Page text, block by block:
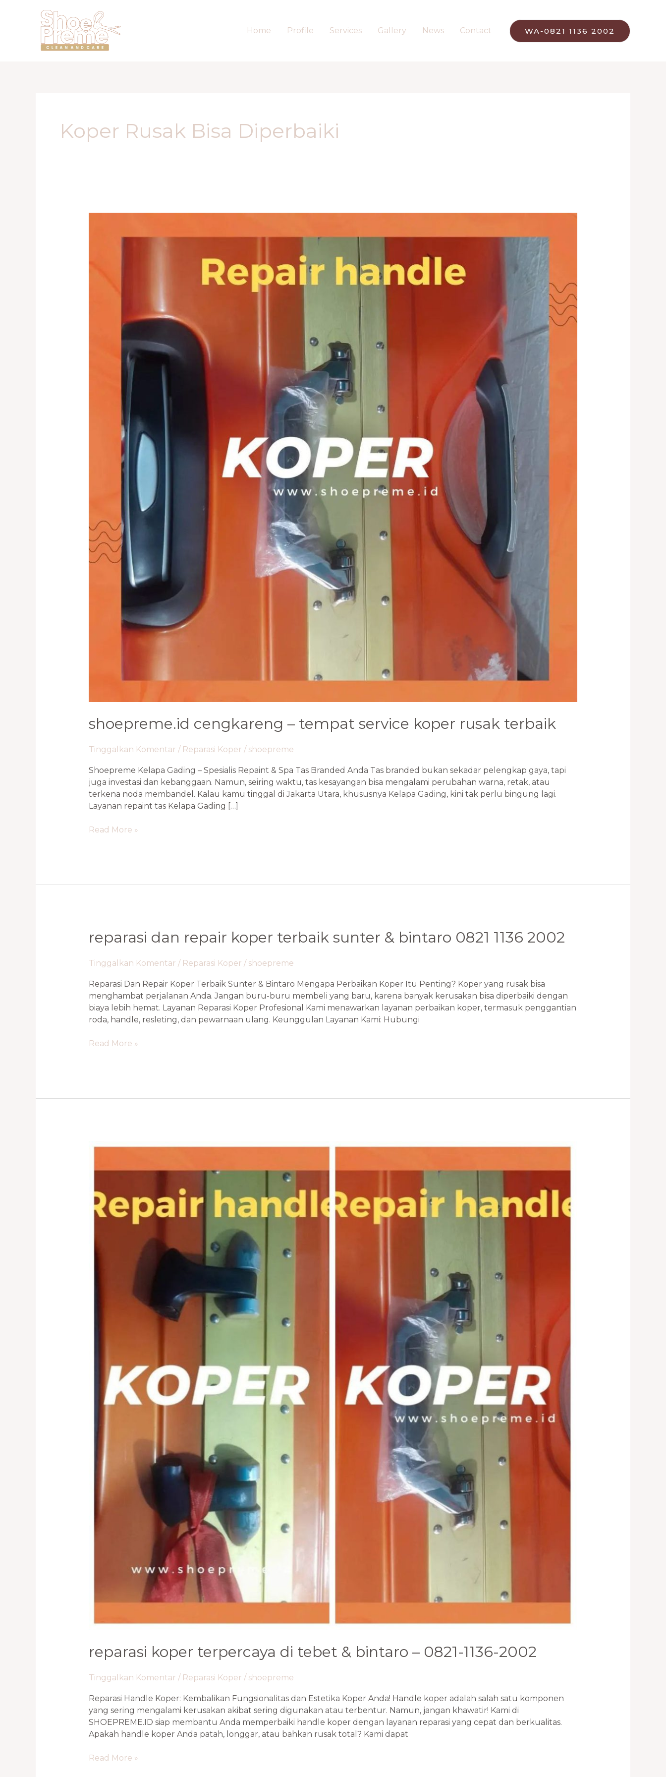
Home Profile Services Gallery News Contact WA-0821 1136 2002
Koper Rusak Bisa Diperbaiki
shoepreme.id cengkareng – tempat service koper rusak terbaik
Tinggalkan Komentar / Reparasi Koper / shoepreme
Shoepreme Kelapa Gading – Spesialis Repaint & Spa Tas Branded Anda Tas branded bukan sekadar pelengkap gaya, tapi
juga investasi dan kebanggaan. Namun, seiring waktu, tas kesayangan bisa mengalami perubahan warna, retak, atau
terkena noda membandel. Kalau kamu tinggal di Jakarta Utara, khususnya Kelapa Gading, kini tak perlu bingung lagi.
Layanan repaint tas Kelapa Gading […]
Service
Read More »
reparasi dan repair koper terbaik sunter & bintaro 0821 1136 2002
Tinggalkan Komentar / Reparasi Koper / shoepreme
Reparasi Dan Repair Koper Terbaik Sunter & Bintaro Mengapa Perbaikan Koper Itu Penting? Koper yang rusak bisa
menghambat perjalanan Anda. Jangan buru-buru membeli yang baru, karena banyak kerusakan bisa diperbaiki dengan
biaya lebih hemat. Layanan Reparasi Koper Profesional Kami menawarkan layanan perbaikan koper, termasuk penggantian
roda, handle, resleting, dan pewarnaan ulang. Keunggulan Layanan Kami: Hubungi
Reparasi
Dan
Koper
Terbaik
Sunter
&
Bintaro
1136
Read More »
reparasi koper terpercaya di tebet & bintaro – 0821-1136-2002
Tinggalkan Komentar / Reparasi Koper / shoepreme
Reparasi Handle Koper: Kembalikan Fungsionalitas dan Estetika Koper Anda! Handle koper adalah salah satu komponen
yang sering mengalami kerusakan akibat sering digunakan atau terbentur. Namun, jangan khawatir! Kami di
SHOEPREME.ID siap membantu Anda memperbaiki handle koper dengan layanan reparasi yang cepat dan berkualitas.
Apakah handle koper Anda patah, longgar, atau bahkan rusak total? Kami dapat
Reparasi
Terpercaya
Tebet
Bintaro
1136-
Read More »